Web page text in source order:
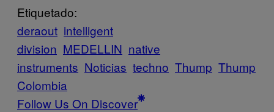
Etiquetado:
deraout intelligent
division MEDELLIN native
instruments Noticias techno Thump Thump
Colombia
Follow Us On Discover